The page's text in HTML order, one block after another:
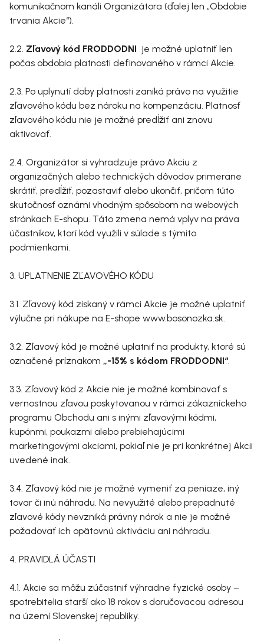
komunikačnom kanáli Organizátora (ďalej len „Obdobie
trvania Akcie“).
2.2. Zľavový kód FRODDODNI je možné uplatniť len
počas obdobia platnosti definovaného v rámci Akcie.
2.3. Po uplynutí doby platnosti zaniká právo na využitie
zľavového kódu bez nároku na kompenzáciu. Platnosť
zľavového kódu nie je možné predĺžiť ani znovu
aktivovať.
2.4. Organizátor si vyhradzuje právo Akciu z
organizačných alebo technických dôvodov primerane
skrátiť, predĺžiť, pozastaviť alebo ukončiť, pričom túto
skutočnosť oznámi vhodným spôsobom na webových
stránkach E-shopu. Táto zmena nemá vplyv na práva
účastníkov, ktorí kód využili v súlade s týmito
podmienkami.
3. UPLATNENIE ZĽAVOVÉHO KÓDU
3.1. Zľavový kód získaný v rámci Akcie je možné uplatniť
výlučne pri nákupe na E-shope www.bosonozka.sk.
3.2. Zľavový kód je možné uplatniť na produkty, ktoré sú
označené príznakom „-15% s kódom FRODDODNI“.
3.3. Zľavový kód z Akcie nie je možné kombinovať s
vernostnou zľavou poskytovanou v rámci zákazníckeho
programu Obchodu ani s inými zľavovými kódmi,
kupónmi, poukazmi alebo prebiehajúcimi
marketingovými akciami, pokiaľ nie je pri konkrétnej Akcii
uvedené inak.
3.4. Zľavový kód nie je možné vymeniť za peniaze, iný
tovar či inú náhradu. Na nevyužité alebo prepadnuté
zľavové kódy nevzniká právny nárok a nie je možné
požadovať ich opätovnú aktiváciu ani náhradu.
4. PRAVIDLÁ ÚČASTI
4.1. Akcie sa môžu zúčastniť výhradne fyzické osoby –
spotrebitelia starší ako 18 rokov s doručovacou adresou
na území Slovenskej republiky.